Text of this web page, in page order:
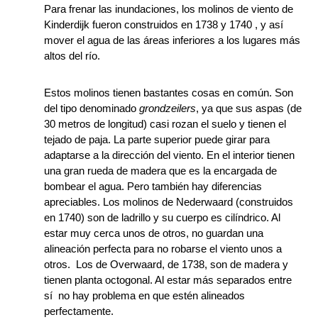
Para frenar las inundaciones, los molinos de viento de
Kinderdijk fueron construidos en 1738 y 1740 , y así
mover el agua de las áreas inferiores a los lugares más
altos del río.
Estos molinos tienen bastantes cosas en común. Son
del tipo denominadogrondzeilers, ya que sus aspas (de
30 metros de longitud) casi rozan el suelo y tienen el
tejado de paja. La parte superior puede girar para
adaptarse a la dirección del viento. En el interior tienen
una gran rueda de madera que es la encargada de
bombear el agua. Pero también hay diferencias
apreciables. Los molinos de Nederwaard (construidos
en 1740) son de ladrillo y su cuerpo es cilíndrico. Al
estar muy cerca unos de otros, no guardan una
alineación perfecta para no robarse el viento unos a
otros. Los de Overwaard, de 1738, son de madera y
tienen planta octogonal. Al estar más separados entre
sí no hay problema en que estén alineados
perfectamente.